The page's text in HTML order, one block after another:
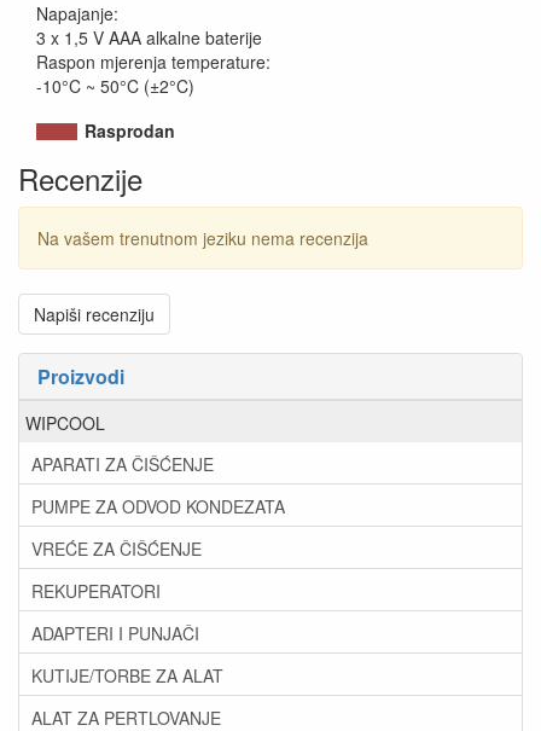
Napajanje:
3 x 1,5 V AAA alkalne baterije
Raspon mjerenja temperature:
-10°C ~ 50°C (±2°C)
Rasprodan
Recenzije
Na vašem trenutnom jeziku nema recenzija
Napiši recenziju
Proizvodi
WIPCOOL
APARATI ZA ČIŠĆENJE
PUMPE ZA ODVOD KONDEZATA
VREĆE ZA ČIŠĆENJE
REKUPERATORI
ADAPTERI I PUNJAČI
KUTIJE/TORBE ZA ALAT
ALAT ZA PERTLOVANJE